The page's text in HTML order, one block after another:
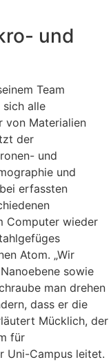
und
Team
sich alle
von Materialien
der
und
und
erfassten
Computer wieder
Atom. „Wir
sowie
man drehen
dass er die
Mücklich, der
für
Uni-Campus leitet.